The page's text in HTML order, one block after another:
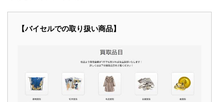
【バイセルでの取り扱い商品】